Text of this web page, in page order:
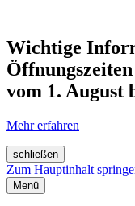
Wichtige
vom 1. August
Mehr erfahren
schließen
Zum Hauptinhalt
Menü